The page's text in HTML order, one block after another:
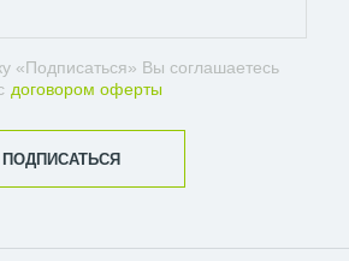
«Подписаться» Вы соглашаетесь
договором оферты
ПОДПИСАТЬСЯ